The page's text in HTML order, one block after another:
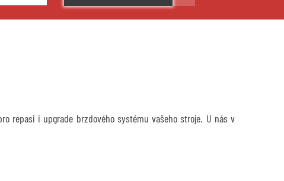
repasi i upgrade brzdového systému vašeho stroje. U nás v